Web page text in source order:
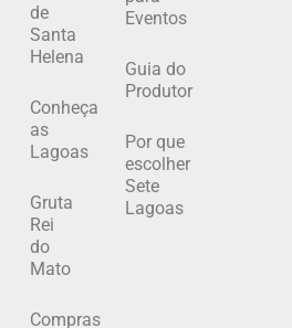
de
Santa
Helena
Conheça
as
Lagoas
Gruta
Rei
do
Mato
Compras
Eventos
Guia do
Produtor
Por que
escolher
Sete
Lagoas